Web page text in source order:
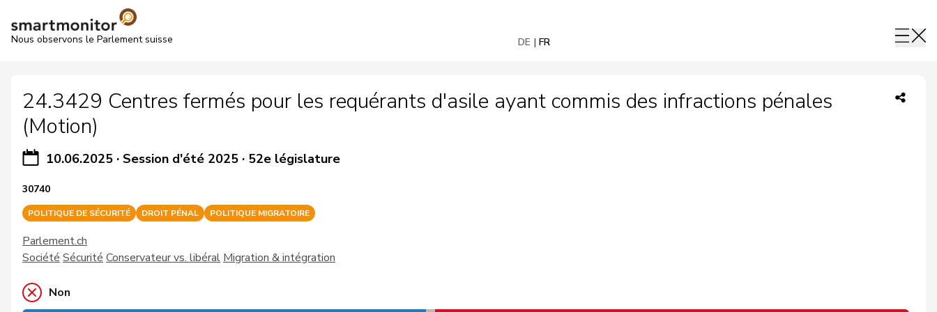
Nous observons le Parlement suisse DE FR
24.3429 Centres fermés pour les requérants d'asile ayant commis des infractions pénales
(Motion)
10.06.2025 · Session d'été 2025 · 52e législature
30740
POLITIQUE DE SÉCURITÉ DROIT PÉNAL POLITIQUE MIGRATOIRE
Parlement.ch
Société Sécurité Conservateur vs. libéral Migration & intégration
Non